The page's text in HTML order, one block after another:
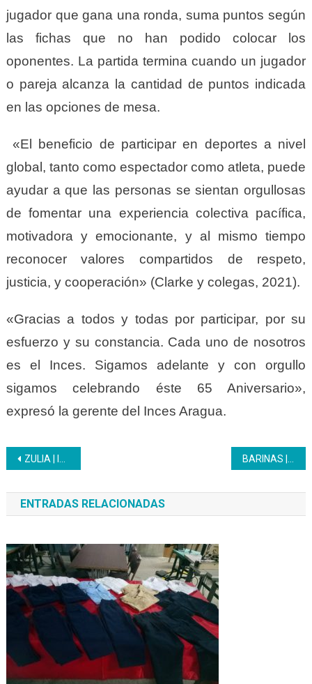
jugador que gana una ronda, suma puntos según
las fichas que no han podido colocar los
oponentes. La partida termina cuando un jugador
o pareja alcanza la cantidad de puntos indicada
en las opciones de mesa.
«El beneficio de participar en deportes a nivel
global, tanto como espectador como atleta, puede
ayudar a que las personas se sientan orgullosas
de fomentar una experiencia colectiva pacífica,
motivadora y emocionante, y al mismo tiempo
reconocer valores compartidos de respeto,
justicia, y cooperación» (Clarke y colegas, 2021).
«Gracias a todos y todas por participar, por su
esfuerzo y su constancia. Cada uno de nosotros
es el Inces. Sigamos adelante y con orgullo
sigamos celebrando éste 65 Aniversario»,
expresó la gerente del Inces Aragua.
Navegación
de
entradas
ZULIA | Inces certificó a 35 Guías del Parque Monumental Ana María Campos y recreadores
ENTRADAS RELACIONADAS